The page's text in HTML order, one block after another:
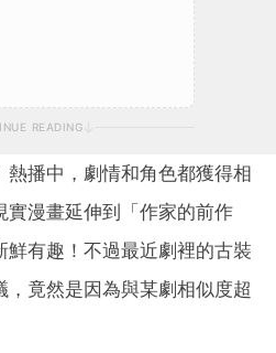
READING
播中，劇情和角色都獲得相
實漫畫延伸到「作家的前作
有趣！不過最近劇裡的古裝
竟然是因為與某劇相似度超